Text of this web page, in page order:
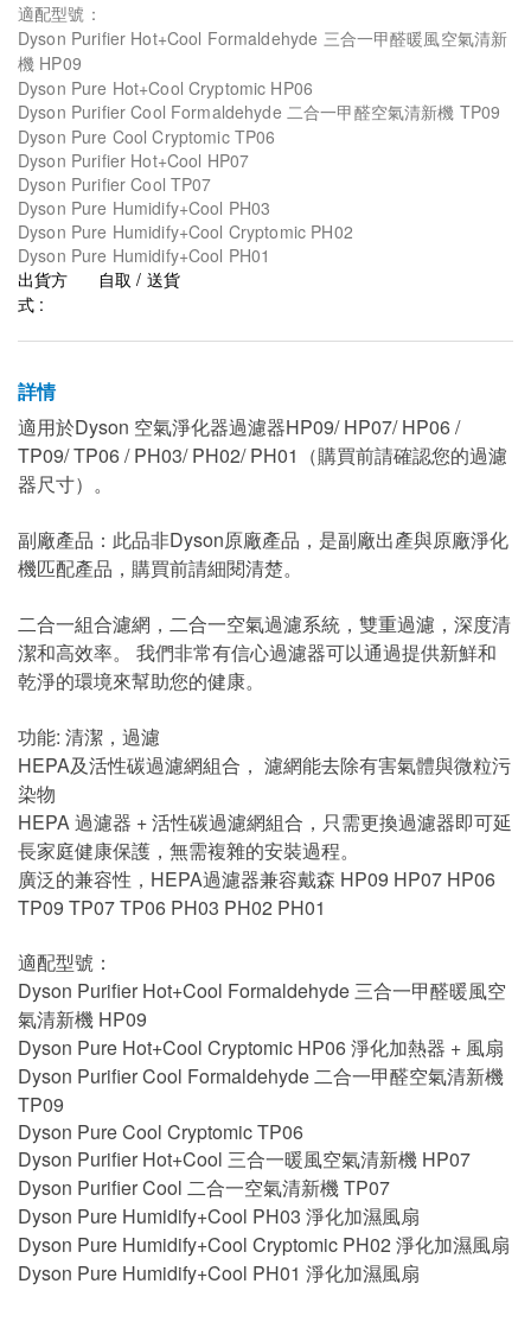
適配型號：
Dyson Purifier Hot+Cool Formaldehyde 三合一甲醛暖風空氣清新
機 HP09
Dyson Pure Hot+Cool Cryptomic HP06
Dyson Purifier Cool Formaldehyde 二合一甲醛空氣清新機 TP09
Dyson Pure Cool Cryptomic TP06
Dyson Purifier Hot+Cool HP07
Dyson Purifier Cool TP07
Dyson Pure Humidify+Cool PH03
Dyson Pure Humidify+Cool Cryptomic PH02
Dyson Pure Humidify+Cool PH01
出貨方
式 :
自取 / 送貨
詳情
適用於Dyson 空氣淨化器過濾器HP09/ HP07/ HP06 /
TP09/ TP06 / PH03/ PH02/ PH01（購買前請確認您的過濾
器尺寸）。
副廠產品：此品非Dyson原廠產品，是副廠出產與原廠淨化
機匹配產品，購買前請細閱清楚。
二合一組合濾網，二合一空氣過濾系統，雙重過濾，深度清
潔和高效率。 我們非常有信心過濾器可以通過提供新鮮和
乾淨的環境來幫助您的健康。
功能: 清潔，過濾
HEPA及活性碳過濾網組合， 濾網能去除有害氣體與微粒污
染物
HEPA 過濾器 + 活性碳過濾網組合，只需更換過濾器即可延
長家庭健康保護，無需複雜的安裝過程。
廣泛的兼容性，HEPA過濾器兼容戴森 HP09 HP07 HP06
TP09 TP07 TP06 PH03 PH02 PH01
適配型號：
Dyson Purifier Hot+Cool Formaldehyde 三合一甲醛暖風空
氣清新機 HP09
Dyson Pure Hot+Cool Cryptomic HP06 淨化加熱器 + 風扇
Dyson Purifier Cool Formaldehyde 二合一甲醛空氣清新機
TP09
Dyson Pure Cool Cryptomic TP06
Dyson Purifier Hot+Cool 三合一暖風空氣清新機 HP07
Dyson Purifier Cool 二合一空氣清新機 TP07
Dyson Pure Humidify+Cool PH03 淨化加濕風扇
Dyson Pure Humidify+Cool Cryptomic PH02 淨化加濕風扇
Dyson Pure Humidify+Cool PH01 淨化加濕風扇